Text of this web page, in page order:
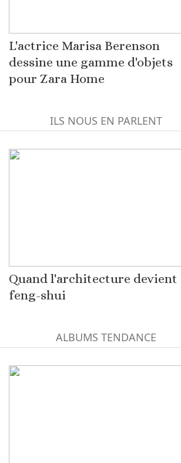
L'actrice Marisa Berenson
dessine une gamme d'objets
pour Zara Home
ILS NOUS EN PARLENT
Quand l'architecture devient
feng-shui
ALBUMS TENDANCE